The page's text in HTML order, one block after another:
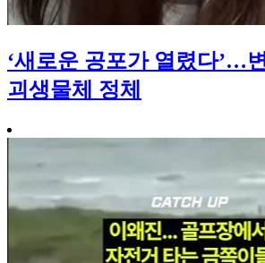
‘새로운 공포가 열렸다’…
괴생물체 정체